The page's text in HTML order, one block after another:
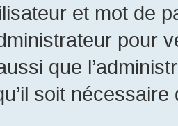
et mot de
pour
que
soit nécessaire